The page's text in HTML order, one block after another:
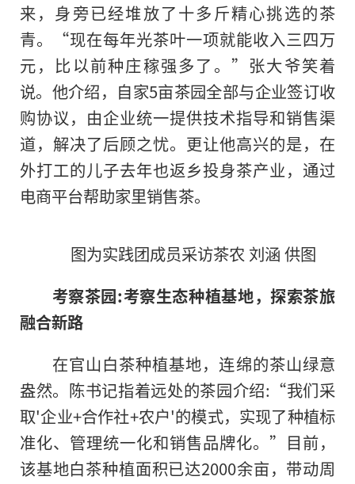
来，身旁已经堆放了十多斤精心挑选的茶
青。“现在每年光茶叶一项就能收入三四万
元，比以前种庄稼强多了。”张大爷笑着
说。他介绍，自家5亩茶园全部与企业签订收
购协议，由企业统一提供技术指导和销售渠
道，解决了后顾之忧。更让他高兴的是，在
外打工的儿子去年也返乡投身茶产业，通过
电商平台帮助家里销售茶。
图为实践团成员采访茶农 刘涵 供图
考察茶园:考察生态种植基地，探索茶旅
融合新路
在官山白茶种植基地，连绵的茶山绿意
盎然。陈书记指着远处的茶园介绍:“我们采
取'企业+合作社+农户'的模式，实现了种植标
准化、管理统一化和销售品牌化。”目前，
该基地白茶种植面积已达2000余亩，带动周